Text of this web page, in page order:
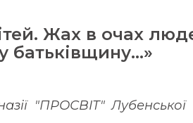
Жах в очах
батьківщину…»
"ПРОСВІТ" Лубенської